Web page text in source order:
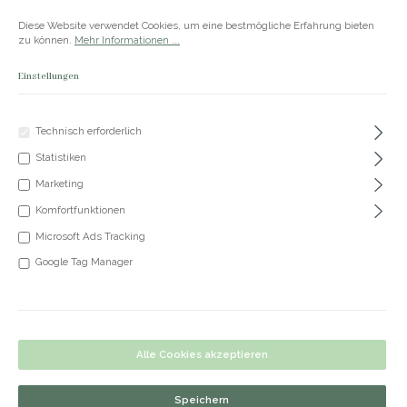
+49 5191 62 33 666
Armband Liva
Diese Website verwendet Cookies, um eine bestmögliche Erfahrung bieten
zu können. Mehr Informationen ...
Einstellungen
Technisch erforderlich
Statistiken
Marketing
Komfortfunktionen
Microsoft Ads Tracking
Google Tag Manager
Alle Cookies akzeptieren
Speichern